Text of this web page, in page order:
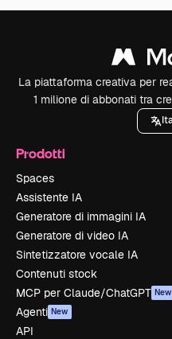
La piattaforma creativa per
1 milione di abbonati tra
Prodotti
Spaces
Assistente IA
Generatore di immagini IA
Generatore di video IA
Sintetizzatore vocale IA
Contenuti stock
MCP per Claude/ChatGPT New
Agenti New
API